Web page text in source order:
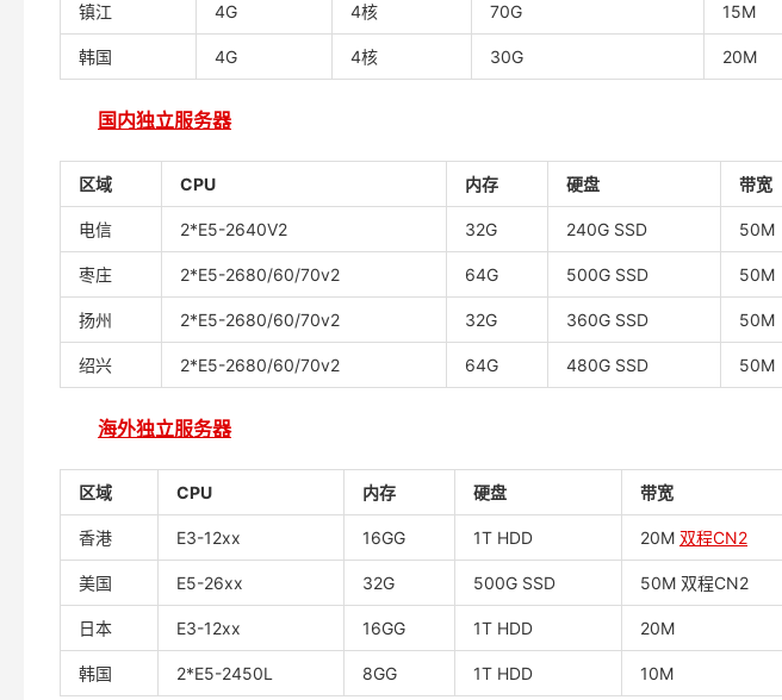
镇江 4G 4核 70G 15M
韩国 4G 4核 30G 20M
国内独立服务器
区域 CPU 内存 硬盘 带宽
电信 2*E5-2640V2 32G 240G SSD 50M
枣庄 2*E5-2680/60/70v2 64G 500G SSD 50M
扬州 2*E5-2680/60/70v2 32G 360G SSD 50M
绍兴 2*E5-2680/60/70v2 64G 480G SSD 50M
海外独立服务器
区域 CPU 内存 硬盘 带宽
香港 E3-12xx 16GG 1T HDD 20M 双程CN2
美国 E5-26xx 32G 500G SSD 50M 双程CN2
日本 E3-12xx 16GG 1T HDD 20M
韩国 2*E5-2450L 8GG 1T HDD 10M